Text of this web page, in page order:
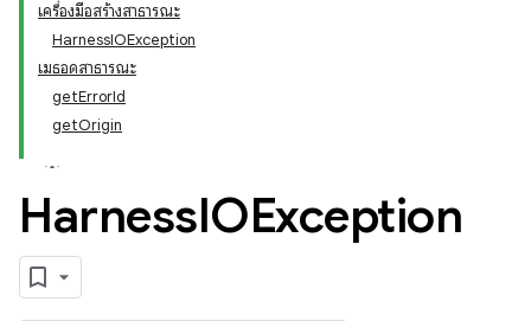
เครื่องมือสร้างสาธารณะ
HarnessIOException
เมธอดสาธารณะ
getErrorId
getOrigin
HarnessIOException